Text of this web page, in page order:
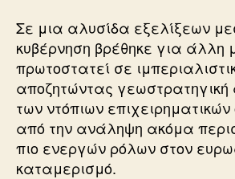
Σε μια αλυσίδα εξελίξεων
κυβέρνηση βρέθηκε για
πρωτοστατεί σε
αποζητώντας
των ντόπιων
από την ανάληψη ακόμα
πιο ενεργών ρόλων στον
καταμερισμό.